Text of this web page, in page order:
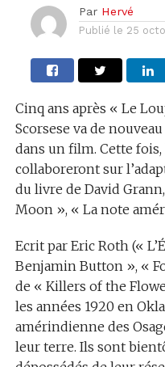
Par Hervé
Publié le 25
Cinq ans après « Le
Scorsese va de
dans un film. Cette
collaboreront sur
du livre de David
Moon », « La note
Ecrit par Eric Roth («
Benjamin Button », «
de « Killers of the
les années 1920 en
amérindienne des
leur terre. Ils sont